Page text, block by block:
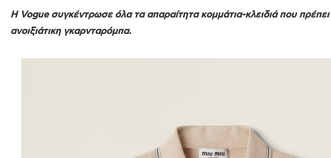
H Vogue συγκέντρωσε όλα τα απαραίτητα κομμάτια-κλειδιά που
ανοιξιάτικη γκαρνταρόμπα.